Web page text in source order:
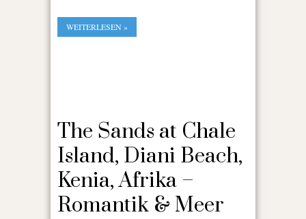
WEITERLESEN »
The Sands at Chale
Island, Diani Beach,
Kenia, Afrika –
Romantik & Meer